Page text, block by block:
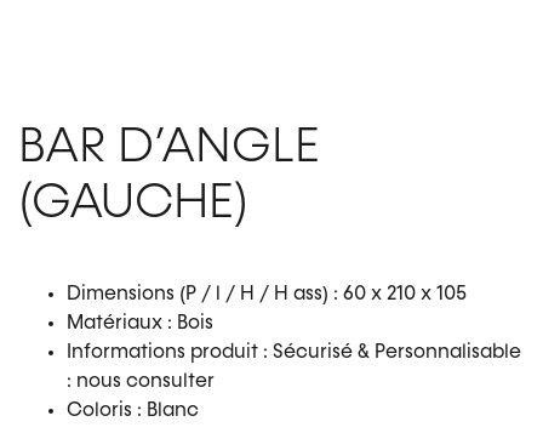
BAR D’ANGLE
(GAUCHE)
Dimensions (P / l / H / H ass) : 60 x 210 x 105
Matériaux : Bois
Informations produit : Sécurisé & Personnalisable
: nous consulter
Coloris : Blanc